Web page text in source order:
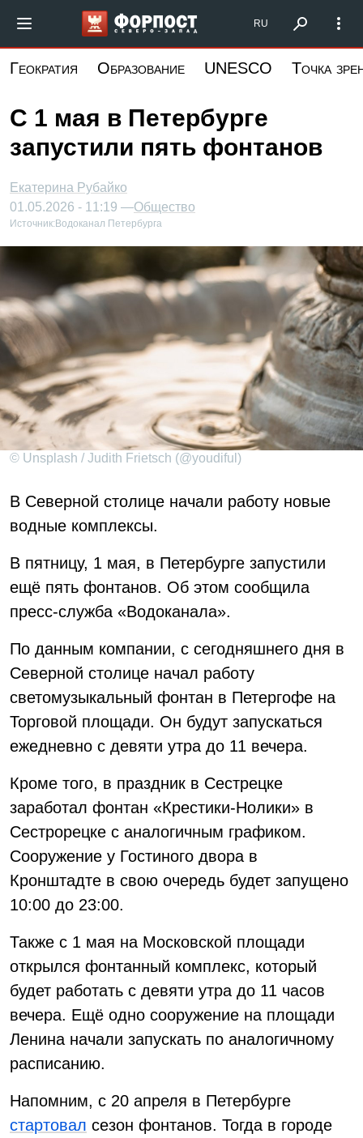
основному
Форпост Северо-Запад
RU
Геократия Образование UNESCO Точка
С 1 мая в Петербурге
запустили пять фонтанов
Екатерина Рубайко
01.05.2026 - 11:19 —Общество
Источник: Водоканал Петербурга
© Unsplash / Judith Frietsch (@youdiful)
В Северной столице начали работу новые
водные комплексы.
В пятницу, 1 мая, в Петербурге запустили
ещё пять фонтанов. Об этом сообщила
пресс-служба «Водоканала».
По данным компании, с сегодняшнего дня в
Северной столице начал работу
светомузыкальный фонтан в Петергофе на
Торговой площади. Он будут запускаться
ежедневно с девяти утра до 11 вечера.
Кроме того, в праздник в Сестрецке
заработал фонтан «Крестики-Нолики» в
Сестрорецке с аналогичным графиком.
Сооружение у Гостиного двора в
Кронштадте в свою очередь будет запущено
10:00 до 23:00.
Также с 1 мая на Московской площади
открылся фонтанный комплекс, который
будет работать с девяти утра до 11 часов
вечера. Ещё одно сооружение на площади
Ленина начали запускать по аналогичному
расписанию.
Напомним, с 20 апреля в Петербурге
стартовал сезон фонтанов. Тогда в городе